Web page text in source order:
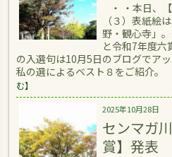
・ ・本日、
（３）表紙絵
野・観心寺」
と令和7年度六
の入選句は10月5日のブログでア
私の選によるベスト８をご紹
む】
2025年10月28日
センマガ
賞】発表